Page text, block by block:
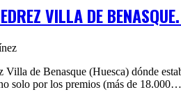
VILLA DE
de Benasque (Huesca) dónde
solo por los premios (más de 18.000…